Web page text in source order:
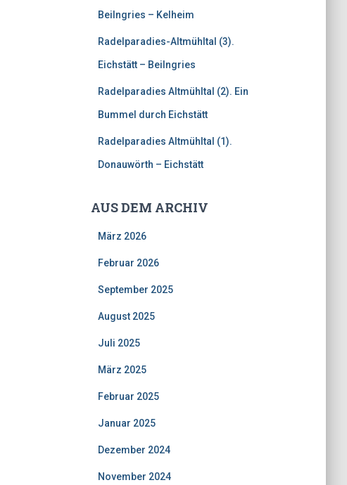
Beilngries – Kelheim
Radelparadies-Altmühltal (3).
Eichstätt – Beilngries
Radelparadies Altmühltal (2). Ein
Bummel durch Eichstätt
Radelparadies Altmühltal (1).
Donauwörth – Eichstätt
AUS DEM ARCHIV
März 2026
Februar 2026
September 2025
August 2025
Juli 2025
März 2025
Februar 2025
Januar 2025
Dezember 2024
November 2024